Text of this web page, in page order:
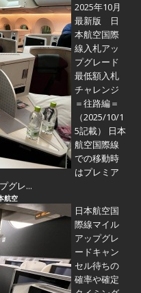
2025年10月
最新版 日
本航空国際
線入札アッ
プグレード
最低額入札
チャレンジ
＝往路編＝
（2025/10/1
5記載） 日本
航空国際線
での移動時
はプレミア
グレ...
航空
日本航空国
際線マイル
アップグレ
ードキャン
セル待ちの
確率や確定